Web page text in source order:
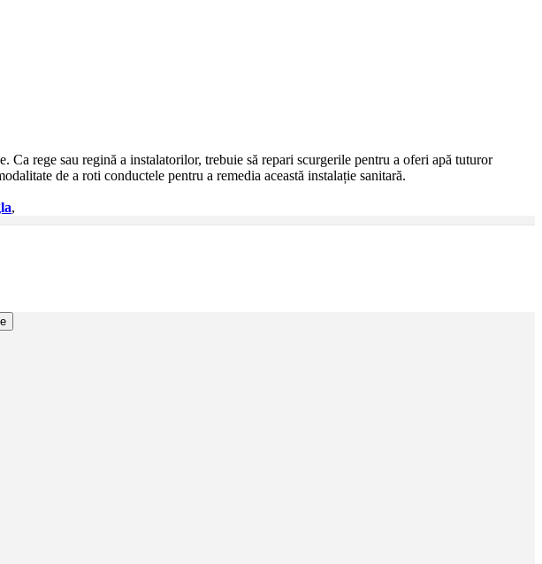
rege sau regină a instalatorilor, trebuie să repari scurgerile pentru a oferi apă tuturor
de a roti conductele pentru a remedia această instalație sanitară.
,